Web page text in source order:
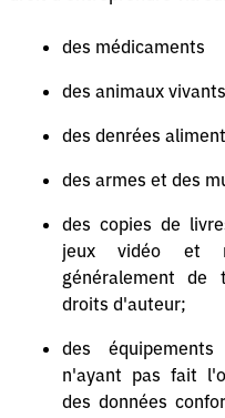
des médicaments
des animaux vivants
des denrées
des armes et des
des copies de
jeux vidéo et
généralement de
droits d'auteur;
des
n'ayant pas fait
des données